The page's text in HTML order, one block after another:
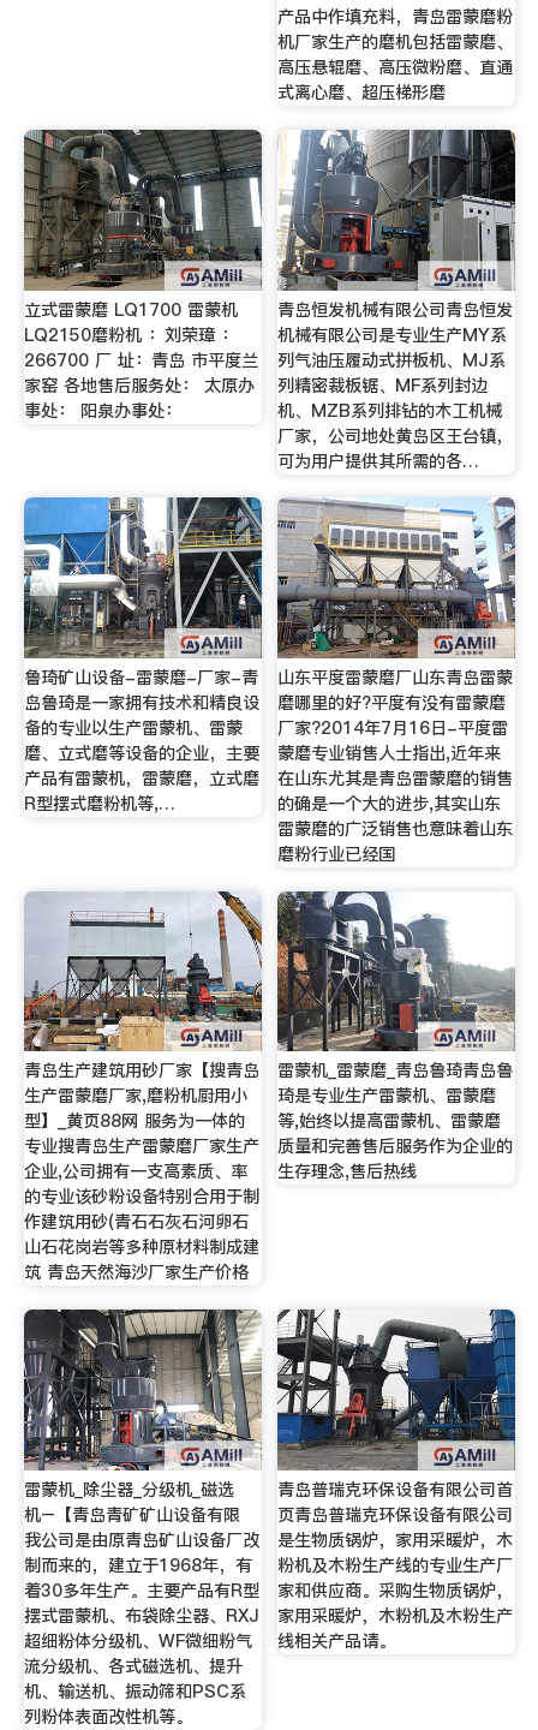
产品中作填充料，青岛雷蒙磨粉
机厂家生产的磨机包括雷蒙磨、
高压悬辊磨、高压微粉磨、直通
式离心磨、超压梯形磨
立式雷蒙磨 LQ1700 雷蒙机
LQ2150磨粉机 ：刘荣璋 ：
266700 厂 址：青岛 市平度兰
家窑 各地售后服务处： 太原办
事处： 阳泉办事处：
青岛恒发机械有限公司青岛恒发
机械有限公司是专业生产MY系
列气油压履动式拼板机、MJ系
列精密裁板锯、MF系列封边
机、MZB系列排钻的木工机械
厂家，公司地处黄岛区王台镇，
可为用户提供其所需的各…
鲁琦矿山设备-雷蒙磨-厂家-青
岛鲁琦是一家拥有技术和精良设
备的专业以生产雷蒙机、雷蒙
磨、立式磨等设备的企业，主要
产品有雷蒙机，雷蒙磨，立式磨
R型摆式磨粉机等,…
山东平度雷蒙磨厂山东青岛雷蒙
磨哪里的好?平度有没有雷蒙磨
厂家?2014年7月16日-平度雷
蒙磨专业销售人士指出,近年来
在山东尤其是青岛雷蒙磨的销售
的确是一个大的进步,其实山东
雷蒙磨的广泛销售也意味着山东
磨粉行业已经国
青岛生产建筑用砂厂家【搜青岛
生产雷蒙磨厂家,磨粉机厨用小
型】_黄页88网 服务为一体的
专业搜青岛生产雷蒙磨厂家生产
企业,公司拥有一支高素质、率
的专业该砂粉设备特别合用于制
作建筑用砂(青石石灰石河卵石
山石花岗岩等多种原材料制成建
筑 青岛天然海沙厂家生产价格
雷蒙机_雷蒙磨_青岛鲁琦青岛鲁
琦是专业生产雷蒙机、雷蒙磨
等,始终以提高雷蒙机、雷蒙磨
质量和完善售后服务作为企业的
生存理念,售后热线
雷蒙机_除尘器_分级机_磁选
机–【青岛青矿矿山设备有限
我公司是由原青岛矿山设备厂改
制而来的，建立于1968年，有
着30多年生产。主要产品有R型
摆式雷蒙机、布袋除尘器、RXJ
超细粉体分级机、WF微细粉气
流分级机、各式磁选机、提升
机、输送机、振动筛和PSC系
列粉体表面改性机等。
青岛普瑞克环保设备有限公司首
页青岛普瑞克环保设备有限公司
是生物质锅炉，家用采暖炉，木
粉机及木粉生产线的专业生产厂
家和供应商。采购生物质锅炉，
家用采暖炉，木粉机及木粉生产
线相关产品请。